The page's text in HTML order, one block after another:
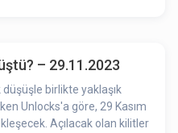
– 29.11.2023
birlikte yaklaşık
Unlocks'a göre, 29 Kasım
Açılacak olan kilitler